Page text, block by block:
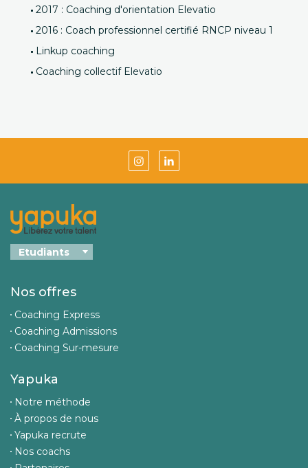
2017 : Coaching d'orientation Elevatio
2016 : Coach professionnel certifié RNCP niveau 1
Linkup coaching
Coaching collectif Elevatio
Nos offres
Coaching Express
Coaching Admissions
Coaching Sur-mesure
Yapuka
Notre méthode
À propos de nous
Yapuka recrute
Nos coachs